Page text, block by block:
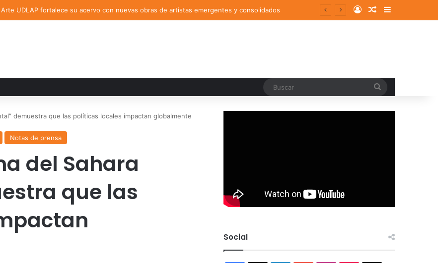
UDLAP fortalece su acervo con nuevas obras de artistas emergentes y consolidados Log InRandom Article
Sidebar
demuestra que las políticas locales impactan globalmente
Notas de prensa
del Sahara
que las
Social